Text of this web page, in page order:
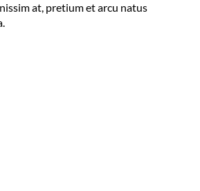
at, pretium et arcu natus